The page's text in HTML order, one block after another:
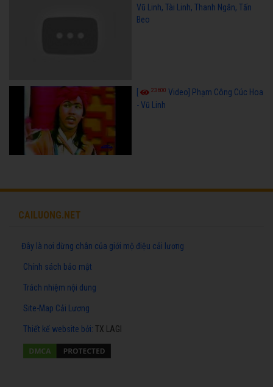
Vũ Linh, Tài Linh, Thanh Ngân, Tấn
Beo
23600 Video] Phạm Công Cúc Hoa
- Vũ Linh
CAILUONG.NET
Đây là nơi dừng chân của giới mộ điệu cải lương
Chính sách bảo mật
Trách nhiệm nội dung
Site-Map Cải Lương
Thiết kế website bởi: TX LAGI